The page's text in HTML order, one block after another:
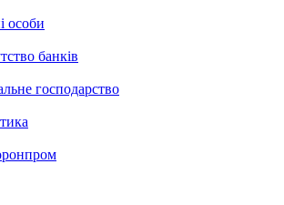
особи
банків
господарство